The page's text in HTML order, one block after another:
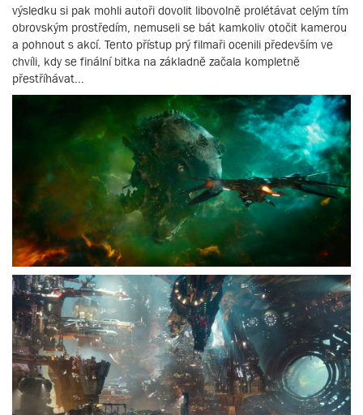
výsledku si pak mohli autoři dovolit libovolně prolétávat celým tím
obrovským prostředím, nemuseli se bát kamkoliv otočit kamerou
a pohnout s akcí. Tento přístup prý filmaři ocenili především ve
chvíli, kdy se finální bitka na základně začala kompletně
přestříhávat...